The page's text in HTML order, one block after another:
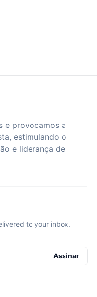
e provocamos a
estimulando o
e liderança de
to your inbox.
Assinar